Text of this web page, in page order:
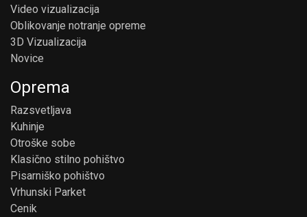
Video vizualizacija
Oblikovanje notranje opreme
3D Vizualizacija
Novice
Oprema
Razsvetljava
Kuhinje
Otroške sobe
Klasično stilno pohištvo
Pisarniško pohištvo
Vrhunski Parket
Cenik